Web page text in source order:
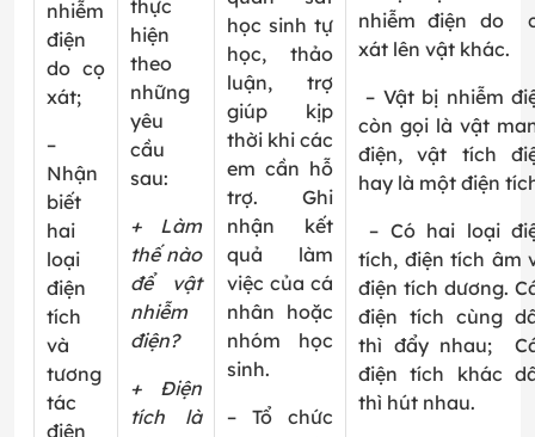
nhiễm
điện
do cọ
xát;
–
Nhận
biết
hai
loại
điện
tích
và
tương
tác
điện
thực
hiện
theo
những
yêu
cầu
sau:
+ Làm
thế nào
để vật
nhiễm
điện?
+ Điện
tích là
học sinh tự
học, thảo
luận, trợ
giúp kịp
thời khi các
em cần hỗ
trợ. Ghi
nhận kết
quả làm
việc của cá
nhân hoặc
nhóm học
sinh.
– Tổ chức
nhiễm điện do
xát lên vật khác.
– Vật bị nhiễm
còn gọi là vật
điện, vật tích
hay là một điện
– Có hai loại
tích, điện tích âm
điện tích dương.
điện tích cùng
thì đẩy nhau;
điện tích khác
thì hút nhau.